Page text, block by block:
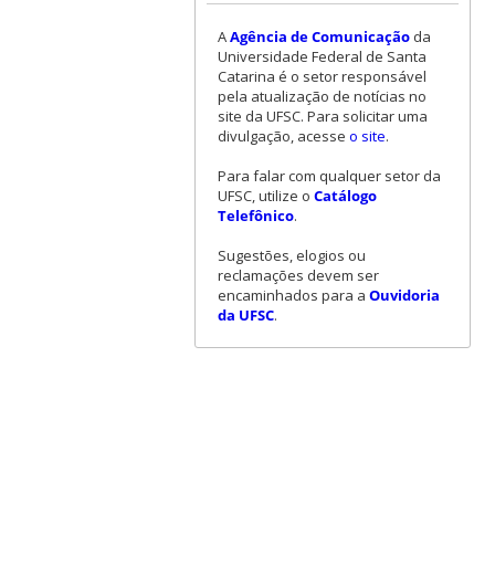
AAgência de Comunicaçãoda
Universidade Federal de Santa
Catarina é o setor responsável
pela atualização de notícias no
site da UFSC. Para solicitar uma
divulgação, acesse o site.
Para falar com qualquer setor da
UFSC, utilize o Catálogo
Telefônico.
Sugestões, elogios ou
reclamações devem ser
encaminhados para a Ouvidoria
da UFSC.